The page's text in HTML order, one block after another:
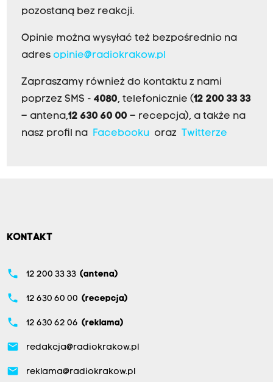
pozostaną bez reakcji.
Opinie można wysyłać też bezpośrednio na
adres opinie@radiokrakow.pl
Zapraszamy również do kontaktu z nami
poprzez SMS - 4080, telefonicznie (12 200 33 33
– antena,12 630 60 00 – recepcja), a także na
nasz profil na
Facebookuoraz Twitterze
KONTAKT
phone 12 200 33 33 (antena)
phone 12 630 60 00 (recepcja)
phone 12 630 62 06 (reklama)
email redakcja@radiokrakow.pl
email reklama@radiokrakow.pl